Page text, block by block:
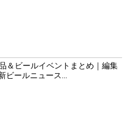
＆ビールイベントまとめ｜編集
ビールニュース...